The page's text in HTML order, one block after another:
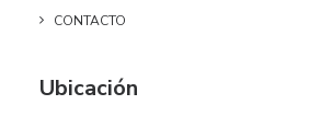
CONTACTO
Ubicación